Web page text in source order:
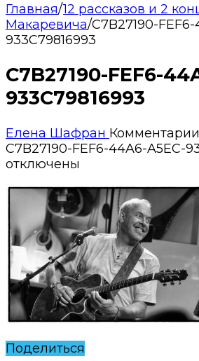
Главная/12 рассказов и 2
Макаревича/C7B27190-
933C79816993
C7B27190-FEF6-
933C79816993
Елена Шафран Комментарии
C7B27190-FEF6-44A6-A5EC-
отключены
Поделиться